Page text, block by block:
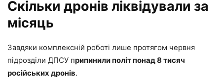
Скільки дронів ліквідували за
місяць
Завдяки комплексній роботі лише протягом червня
підрозділи ДПСУ припинили політ понад 8 тисяч
російських дронів.